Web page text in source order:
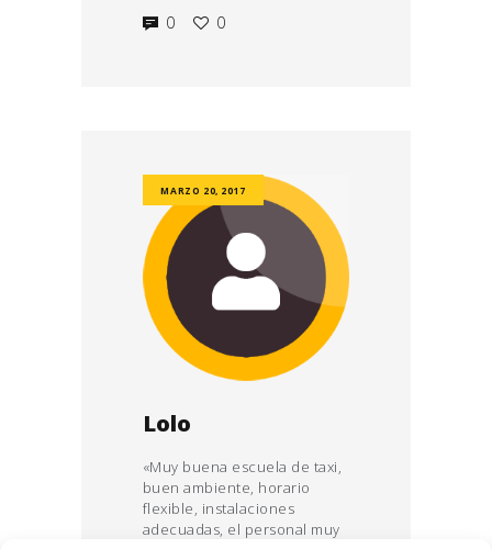
0 0
MARZO 20, 2017
Lolo
«Muy buena escuela de taxi,
buen ambiente, horario
flexible, instalaciones
adecuadas, el personal muy